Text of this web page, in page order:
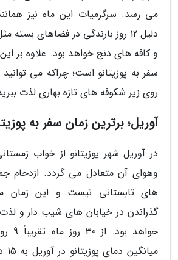
می رسد. سرگرمیات این ماه نیز
دلیل 12 روز بارندگی در فضاهای
و کافه های دنج خواهد بود. علاوه بر
سفر به پوزیتانو است؛ چراکه می
روی زیر شکوفه های تازه بهاری لذت
آوریل؛ برترین زمان سفر به
در آوریل شهر پوزیتانو از خواب
وهوای آن متعادل می گردد. ازدحام
های تابستانی نیست و این زمان
گذراندن در خیابان های شیب دار و